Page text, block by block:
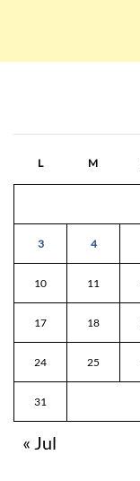
L M
3 4
10 11
17 18
24 25
31
« Jul